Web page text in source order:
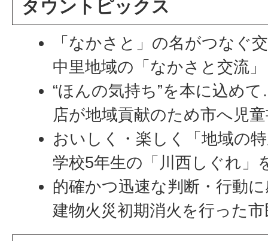
タウントピックス
「なかさと」の名がつなぐ
中里地域の「なかさと交流
“ほんの気持ち”を本に込め
店が地域貢献のため市へ児
おいしく・楽しく「地域の
学校5年生の「川西しぐれ」
的確かつ迅速な判断・行動
建物火災初期消火を行った